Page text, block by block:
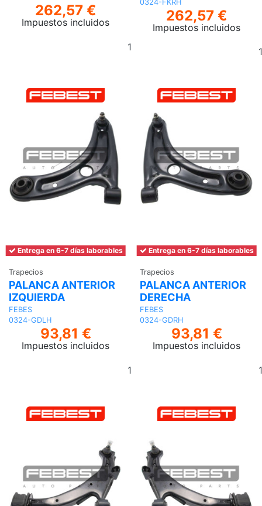
262,57 €
Impuestos incluidos
0324-FKRH
262,57 €
Impuestos incluidos
Entrega en 6-7 días laborables
Trapecios
PALANCA ANTERIOR
IZQUIERDA
FEBES
0324-GDLH
93,81 €
Impuestos incluidos
Entrega en 6-7 días laborables
Trapecios
PALANCA ANTERIOR
DERECHA
FEBES
0324-GDRH
93,81 €
Impuestos incluidos